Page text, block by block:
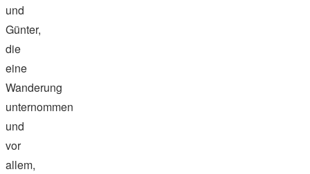
und
Günter,
die
eine
Wanderung
unternommen
und
vor
allem,